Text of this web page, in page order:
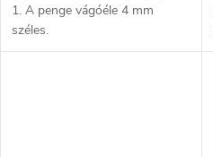
1. A penge vágóéle 4 mm
széles.